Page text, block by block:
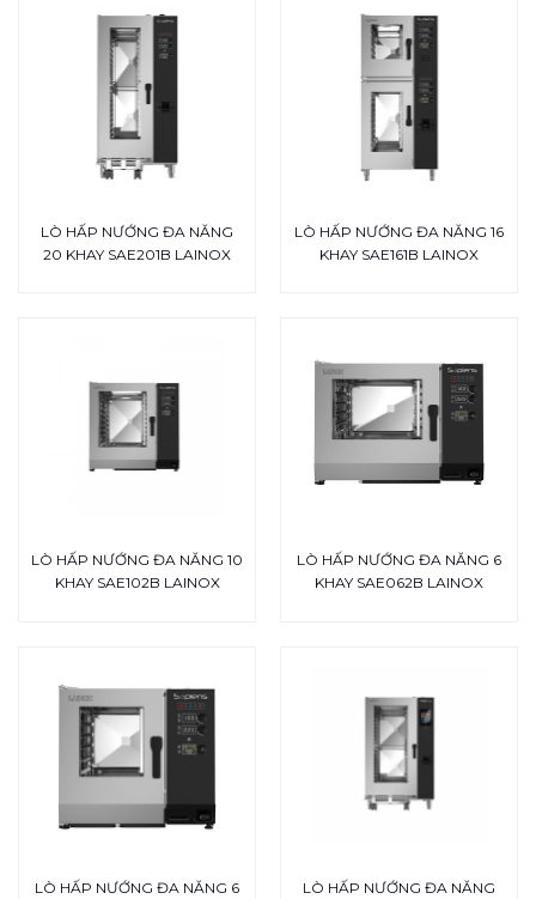
LÒ HẤP NƯỚNG ĐA NĂNG
20 KHAY SAE201B LAINOX
LÒ HẤP NƯỚNG ĐA NĂNG 16
KHAY SAE161B LAINOX
LÒ HẤP NƯỚNG ĐA NĂNG 10
KHAY SAE102B LAINOX
LÒ HẤP NƯỚNG ĐA NĂNG 6
KHAY SAE062B LAINOX
LÒ HẤP NƯỚNG ĐA NĂNG 6
LÒ HẤP NƯỚNG ĐA NĂNG